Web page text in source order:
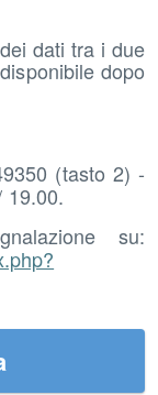
dati tra i due
dopo
(tasto 2) -
19.00.
su: